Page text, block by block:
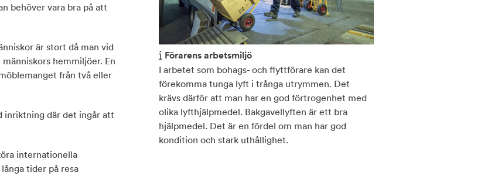
behöver vara bra på att
är stort då man vid
hemmiljöer. En
från två eller
inriktning där det ingår att
internationella
tider på resa
Förarens arbetsmiljö
I arbetet som bohags- och flyttförare kan det
förekomma tunga lyft i trånga utrymmen. Det
krävs därför att man har en god förtrogenhet med
olika lyfthjälpmedel. Bakgavellyften är ett bra
hjälpmedel. Det är en fördel om man har god
kondition och stark uthållighet.